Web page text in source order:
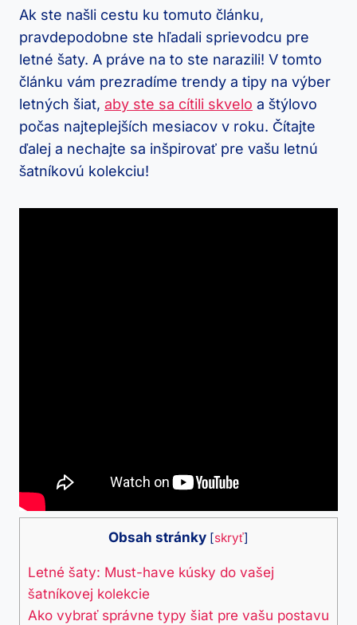
Ak ste našli cestu ku tomuto článku,
pravdepodobne ste hľadali sprievodcu pre
letné šaty. A práve na to ste narazili! V tomto
článku vám prezradíme trendy a tipy na výber
letných šiat, aby ste sa cítili skvelo a štýlovo
počas najteplejších mesiacov v roku. Čítajte
ďalej a nechajte sa inšpirovať pre vašu letnú
šatníkovú kolekciu!
Obsah stránky [skryť]
Letné šaty: Must-have kúsky do vašej
šatníkovej kolekcie
Ako vybrať správne typy šiat pre vašu postavu